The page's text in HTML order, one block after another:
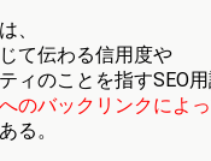
、
て伝わる信用度や
ィのことを指すSEO用
のバックリンクによ
る。